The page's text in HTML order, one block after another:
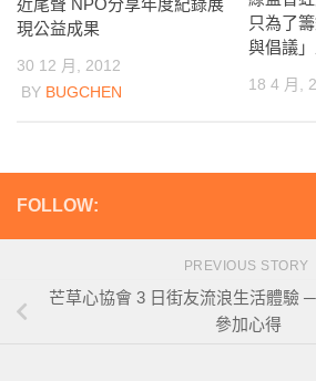
現公益成果
30 12 月, 2012
BY BUGCHEN
只為了
與倡議
18 4 月,
FOLLOW:
PREVIOUS STORY
芒草心協會 3 日街友流浪生活體驗
參加心得